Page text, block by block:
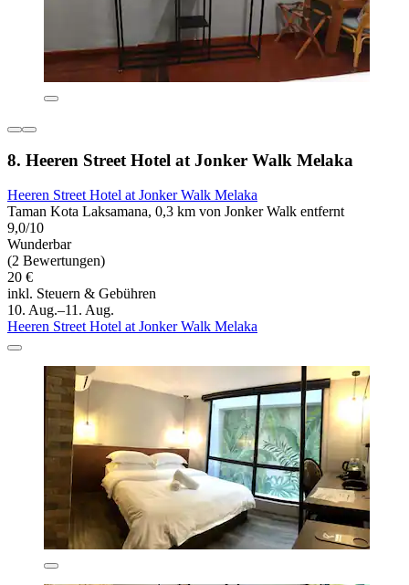
8. Heeren Street Hotel at Jonker Walk Melaka
Heeren Street Hotel at Jonker Walk Melaka
Taman Kota Laksamana, 0,3 km von Jonker Walk entfernt
9,0/10
Wunderbar
(2 Bewertungen)
20 €
inkl. Steuern & Gebühren
10. Aug.–11. Aug.
Heeren Street Hotel at Jonker Walk Melaka